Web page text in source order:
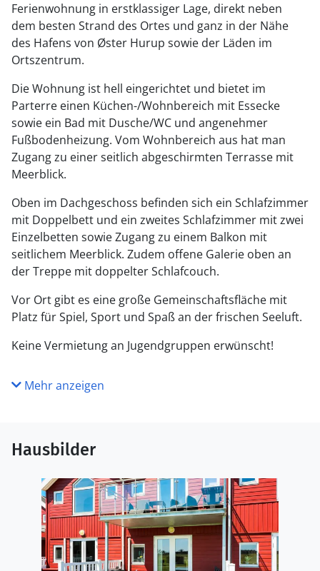
Ferienwohnung in erstklassiger Lage, direkt neben
dem besten Strand des Ortes und ganz in der Nähe
des Hafens von Øster Hurup sowie der Läden im
Ortszentrum.
Die Wohnung ist hell eingerichtet und bietet im
Parterre einen Küchen-/Wohnbereich mit Essecke
sowie ein Bad mit Dusche/WC und angenehmer
Fußbodenheizung. Vom Wohnbereich aus hat man
Zugang zu einer seitlich abgeschirmten Terrasse mit
Meerblick.
Oben im Dachgeschoss befinden sich ein Schlafzimmer
mit Doppelbett und ein zweites Schlafzimmer mit zwei
Einzelbetten sowie Zugang zu einem Balkon mit
seitlichem Meerblick. Zudem offene Galerie oben an
der Treppe mit doppelter Schlafcouch.
Vor Ort gibt es eine große Gemeinschaftsfläche mit
Platz für Spiel, Sport und Spaß an der frischen Seeluft.
Keine Vermietung an Jugendgruppen erwünscht!
Mehr anzeigen
Hausbilder